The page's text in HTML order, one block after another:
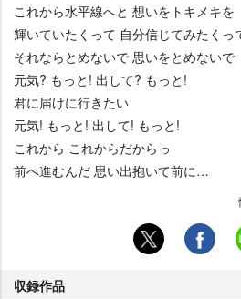
これから水平線へと 想いをトキメキを
輝いていたくって 自分信じてみたくっ
それならとめないで 思いをとめないで
元気? もっと! 出して? もっと!
君に届けに行きたい
元気! もっと! 出して! もっと!
これから これからだからっ
前へ進むんだ 思い出抱いて前に…
収録作品